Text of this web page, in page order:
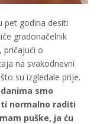
pet godina desiti
gradonačelnik
pričajući o
na svakodnevni
su izgledale prije.
smo
normalno raditi
puške, ja ću